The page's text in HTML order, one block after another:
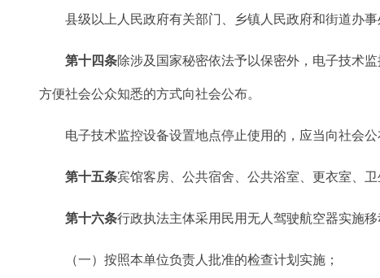
县级以上人民政府有关部门、乡镇人民政府和街道办事
第十四条除涉及国家秘密依法予以保密外，电子技术
方便社会公众知悉的方式向社会公布。
电子技术监控设备设置地点停止使用的，应当向社会公
第十五条宾馆客房、公共宿舍、公共浴室、更衣室、
第十六条行政执法主体采用民用无人驾驶航空器实施
（一）按照本单位负责人批准的检查计划实施；